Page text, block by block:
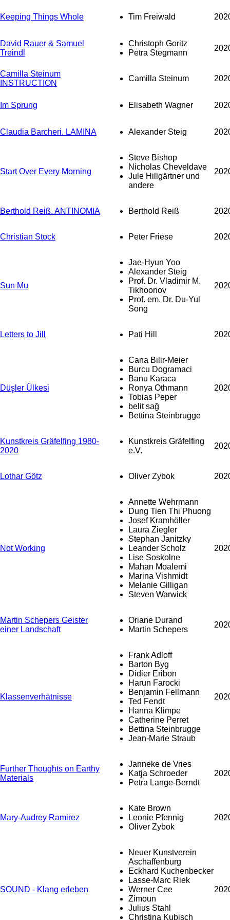
Keeping Things Whole Tim Freiwald
David Rauer & Samuel
Treindl
Christoph Goritz
Petra Stegmann
Camilla Steinum
INSTRUCTION
Camilla Steinum
Im Sprung Elisabeth Wagner
Claudia Barcheri. LAMINA Alexander Steig
Start Over Every Morning
Steve Bishop
Nicholas Cheveldave
Jule Hillgärtner und
andere
Berthold Reiß. ANTINOMIA Berthold Reiß
Christian Stock Peter Friese
Sun Mu
Jae-Hyun Yoo
Alexander Steig
Prof. Dr. Vladimir M.
Tikhoonov
Prof. em. Dr. Du-Yul
Song
Letters to Jill Pati Hill
Düşler Ülkesi
Cana Bilir-Meier
Burcu Dogramaci
Banu Karaca
Ronya Othmann
Tobias Peper
belit sağ
Bettina Steinbrugge
Kunstkreis Gräfelfing 1980-
2020
Kunstkreis Gräfelfing
e.V.
Lothar Götz Oliver Zybok
Not Working
Annette Wehrmann
Dung Tien Thi Phuong
Josef Kramhöller
Laura Ziegler
Stephan Janitzky
Leander Scholz
Lise Soskolne
Mahan Moalemi
Marina Vishmidt
Melanie Gilligan
Steven Warwick
Martin Schepers Geister
einer Landschaft
Oriane Durand
Martin Schepers
Klassenverhätnisse
Frank Adloff
Barton Byg
Didier Eribon
Harun Farocki
Benjamin Fellmann
Ted Fendt
Hanna Klimpe
Catherine Perret
Bettina Steinbrugge
Jean-Marie Straub
Further Thoughts on Earthy
Materials
Janneke de Vries
Katja Schroeder
Petra Lange-Berndt
Mary-Audrey Ramirez
Kate Brown
Leonie Pfennig
Oliver Zybok
SOUND - Klang erleben
Neuer Kunstverein
Aschaffenburg
Eckhard Kuchenbecker
Lasse-Marc Riek
Werner Cee
Zimoun
Julius Stahl
Christina Kubisch